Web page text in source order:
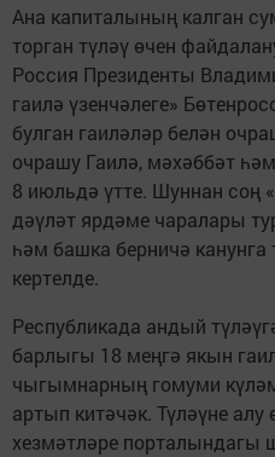
Ана капиталының калган
торган түләү өчен
Россия Президенты
гаилә үзенчәлеге»
булган гаиләләр белән
очрашу Гаилә, мәхәббәт
8 июльдә үтте. Шуннан соң
дәүләт ярдәме чаралары
һәм башка берничә канунга
кертелде.
Республикада андый
барлыгы 18 меңгә якын
чыгымнарның гомуми
артып китәчәк. Түләүне
хезмәтләре порталындагы